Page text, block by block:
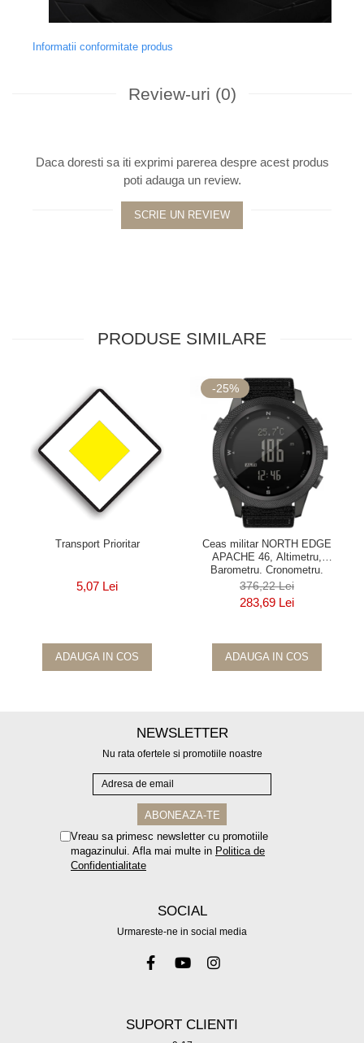
Informatii conformitate produs
Review-uri (0)
Daca doresti sa iti exprimi parerea despre acest produs
poti adauga un review.
SCRIE UN REVIEW
PRODUSE SIMILARE
Transport Prioritar
5,07 Lei
ADAUGA IN COS
-25%
Ceas militar NORTH EDGE
APACHE 46, Altimetru,
Barometru, Cronometru,
Termometru, Pedometru, Busola
376,22 Lei
283,69 Lei
ADAUGA IN COS
NEWSLETTER
Nu rata ofertele si promotiile noastre
Vreau sa primesc newsletter cu promotiile
magazinului. Afla mai multe in Politica de
Confidentialitate
SOCIAL
Urmareste-ne in social media
SUPORT CLIENTI